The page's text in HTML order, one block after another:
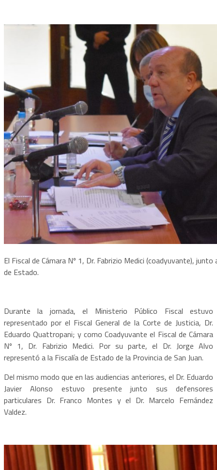
El Fiscal de Cámara Nº 1, Dr. Fabrizio Medici (coadyuvante),
de Estado.
Durante la jornada, el Ministerio Público Fiscal estuvo
representado por el Fiscal General de la Corte de Justicia, Dr.
Eduardo Quattropani; y como Coadyuvante el Fiscal de Cámara
Nº 1, Dr. Fabrizio Medici. Por su parte, el Dr. Jorge Alvo
representó a la Fiscalía de Estado de la Provincia de San Juan.
Del mismo modo que en las audiencias anteriores, el Dr. Eduardo
Javier Alonso estuvo presente junto sus defensores
particulares Dr. Franco Montes y el Dr. Marcelo Fernández
Valdez.